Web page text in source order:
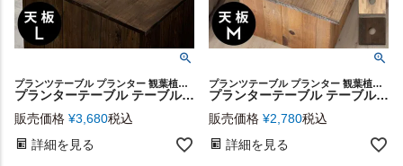
プランツテーブル プランター 観葉植物 スクエア 角型 四角 観葉植物テーブル ナイトテーブル ソファサイド リビング ソファ横 カフェスペース カフェ 店舗 レストラン グリーン ギフト
プランターテーブル テーブルプレート プランターカバー 正方形 カバー 蓋 ふた フタ 天板 53.5cm L ナチュラル ブラウン Botanique ボタニーク 木製 木 ウッド 植木鉢 鉢植え テーブル サイドテーブル ミニテーブル おしゃれ 北欧 リゾート 家具 インテリア 西海岸 [a-5]
販売価格 ¥3,680税込
詳細を見る
プランツテーブル プランター 観葉植物 スクエア 角型 四角 観葉植物テーブル ナイトテーブル ソファサイド リビング ソファ横 カフェスペース カフェ 店舗 レストラン グリーン ギフト
プランターテーブル テーブルプレート プランターカバー 正方形 カバー 蓋 ふた フタ 天板 43.5cm M ナチュラル ブラウン Botanique ボタニーク 木製 木 ウッド 植木鉢 鉢植え テーブル サイドテーブル ミニテーブル おしゃれ 北欧 リゾート 家具 インテリア 西海岸 [b-5]
販売価格 ¥2,780税込
詳細を見る